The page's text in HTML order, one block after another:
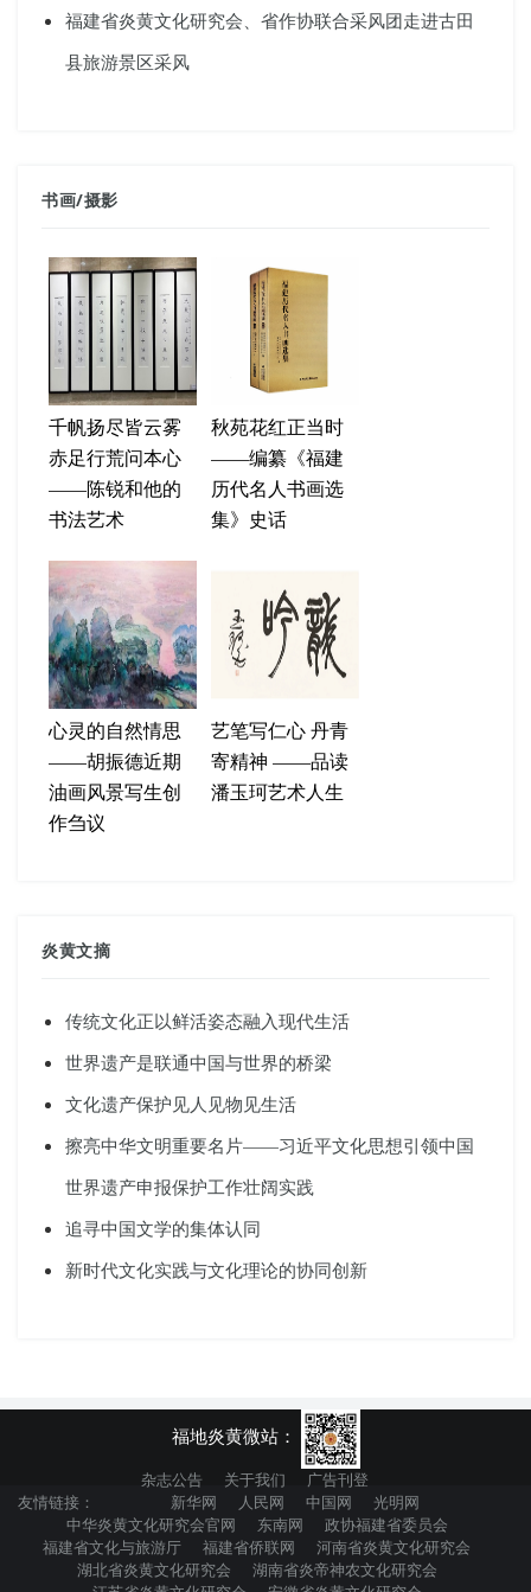
福建省炎黄文化研究会、省作协联合采风团走进古田
县旅游景区采风
书画/摄影
千帆扬尽皆云雾
赤足行荒问本心
——陈锐和他的
书法艺术
秋苑花红正当时
——编纂《福建
历代名人书画选
集》史话
心灵的自然情思
——胡振德近期
油画风景写生创
作刍议
艺笔写仁心 丹青
寄精神 ——品读
潘玉珂艺术人生
炎黄文摘
传统文化正以鲜活姿态融入现代生活
世界遗产是联通中国与世界的桥梁
文化遗产保护见人见物见生活
擦亮中华文明重要名片——习近平文化思想引领中国
世界遗产申报保护工作壮阔实践
追寻中国文学的集体认同
新时代文化实践与文化理论的协同创新
福地炎黄微站：
杂志公告 关于我们
广告刊登
友情链接：
新华网 人民网 中国网
光明网
中华炎黄文化研究会官网
东南网
政协福建省委员会
福建省文化与旅游厅
福建省侨联网
河南省炎黄文化研究会
湖北省炎黄文化研究会
湖南省炎帝神农文化研究会